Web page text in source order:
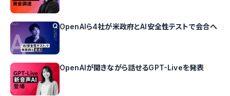
OpenAIら4社が米政府とAI安全性テストで会合へ
OpenAIが聞きながら話せるGPT-Liveを発表